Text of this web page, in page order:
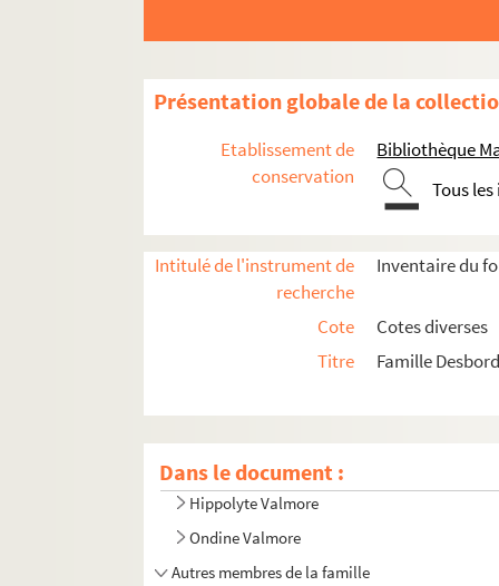
Présentation globale de la
Etablissement de
conservation
Bibliothèque
Tous
Intitulé de l'instrument de
recherche
Inventaire du
Cote
Cotes diverses
Titre
Famille
Dans le document :
Prosper Valmore
Hippolyte Valmore
Ondine Valmore
Autres membres de la famille